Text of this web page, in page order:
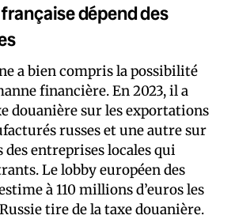
dépend des
a bien compris la possibilité
financière. En 2023, il a
douanière sur les exportations
russes et une autre sur
entreprises locales qui
Le lobby européen des
à 110 millions d’euros les
tire de la taxe douanière.